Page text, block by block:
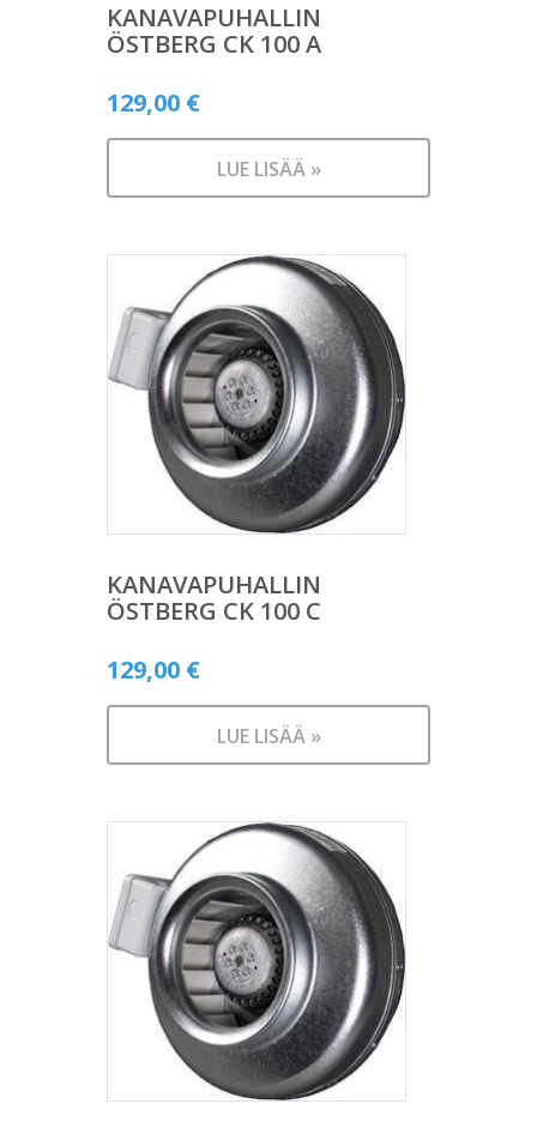
KANAVAPUHALLIN
ÖSTBERG CK 100 A
129,00 €
LUE LISÄÄ »
KANAVAPUHALLIN
ÖSTBERG CK 100 C
129,00 €
LUE LISÄÄ »